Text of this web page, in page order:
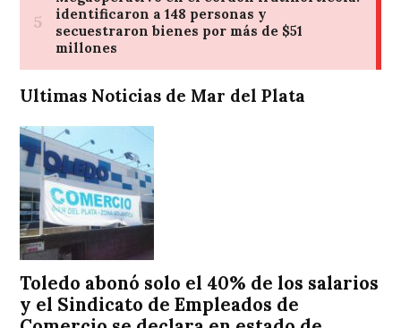
Ultimas Noticias de Mar del Plata
Toledo abonó solo el 40% de los salarios
y el Sindicato de Empleados de